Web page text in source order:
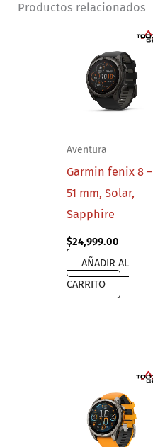
Productos relacionados
Aventura
Garmin fenix 8 –
51 mm, Solar,
Sapphire
$24,999.00
AÑADIR AL
CARRITO